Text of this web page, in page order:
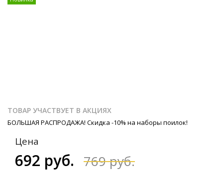
ТОВАР УЧАСТВУЕТ В АКЦИЯХ
БОЛЬШАЯ РАСПРОДАЖА! Скидка -10% на наборы поилок!
Цена
692 руб. 769 руб.